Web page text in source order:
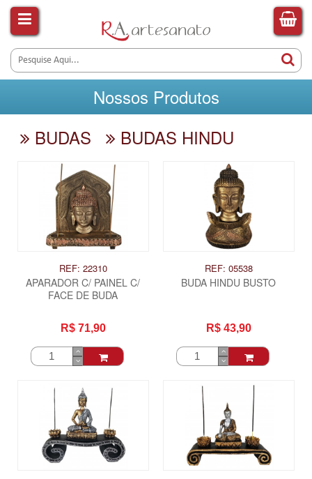
Nossos Produtos
BUDAS
BUDAS HINDU
REF: 22310
APARADOR C/ PAINEL C/
FACE DE BUDA
R$ 71,90
REF: 05538
BUDA HINDU BUSTO
R$ 43,90